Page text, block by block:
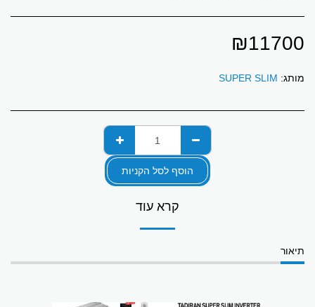
₪11700
מותג: SUPER SLIM
הוסף לסל הקניות
קרא עוד
תיאור